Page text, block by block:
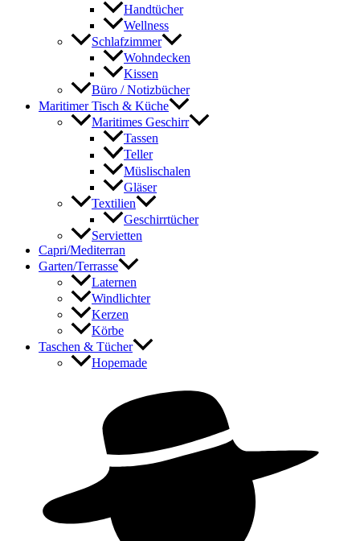
Handtücher
Wellness
Schlafzimmer
Wohndecken
Kissen
Büro / Notizbücher
Maritimer Tisch & Küche
Maritimes Geschirr
Tassen
Teller
Müslischalen
Gläser
Textilien
Geschirrtücher
Servietten
Capri/Mediterran
Garten/Terrasse
Laternen
Windlichter
Kerzen
Körbe
Taschen & Tücher
Hopemade